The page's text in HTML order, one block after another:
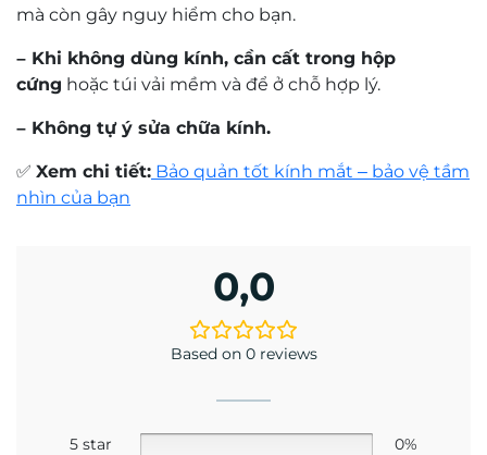
mà còn gây nguy hiểm cho bạn.
– Khi không dùng kính, cần cất trong hộp
cứng hoặc túi vải mềm và để ở chỗ hợp lý.
– Không tự ý sửa chữa kính.
✅ Xem chi tiết: Bảo quản tốt kính mắt – bảo vệ tầm
nhìn của bạn
0,0
Based on 0 reviews
5 star
0%